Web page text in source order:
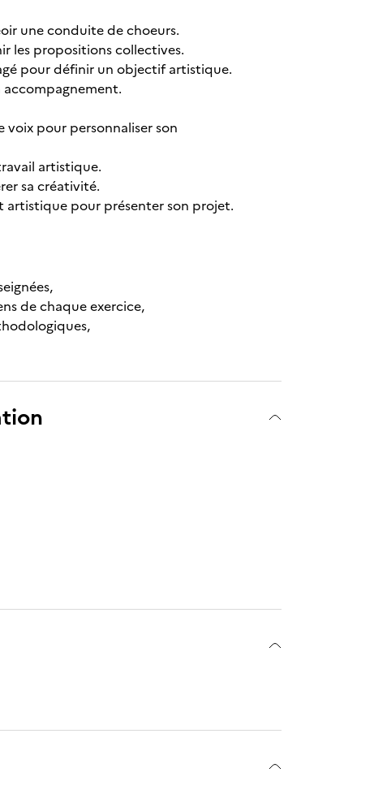
une conduite de choeurs.
les propositions collectives.
pour définir un objectif artistique.
voix pour personnaliser son
artistique.
sa créativité.
artistique pour présenter son projet.
de chaque exercice,